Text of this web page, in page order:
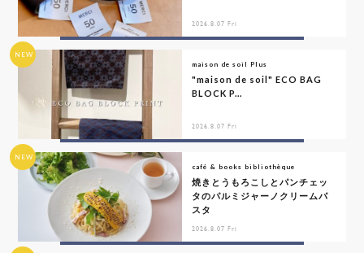
2026.8.07 Fri
NEW
maison de soil Plus
"maison de soil" ECO BAG
BLOCK P...
2026.8.07 Fri
NEW
café & books bibliothèque
焼きとうもろこしとパンチェッ
タのパルミジャーノクリームパ
スタ
2026.8.07 Fri